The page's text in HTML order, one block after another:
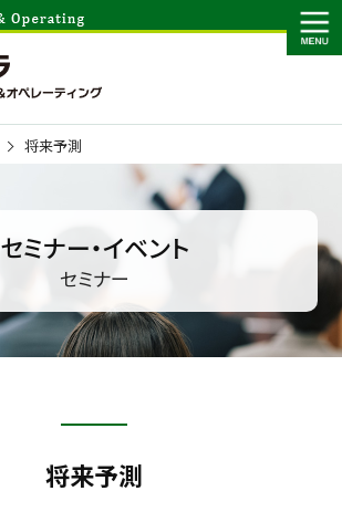
将来予測
セミナー・イベント
セミナー
将来予測